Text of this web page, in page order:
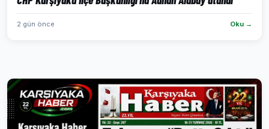
2 gün önce Oku →